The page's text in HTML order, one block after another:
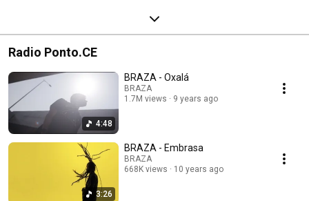
Radio Ponto.CE
4:48
BRAZA - Oxalá
BRAZA
1.7M views
9 years ago
3:26
BRAZA - Embrasa
BRAZA
668K views
10 years ago